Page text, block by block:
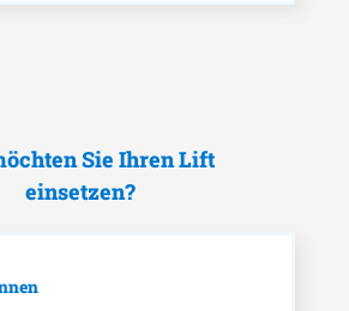
Sie Ihren Lift
einsetzen?